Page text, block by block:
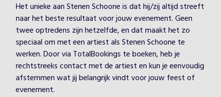
Het unieke aan Stenen Schoone is dat hij/zij altijd streeft
naar het beste resultaat voor jouw evenement. Geen
twee optredens zijn hetzelfde, en dat maakt het zo
speciaal om met een artiest als Stenen Schoone te
werken. Door via TotalBookings te boeken, heb je
rechtstreeks contact met de artiest en kun je eenvoudig
afstemmen wat jij belangrijk vindt voor jouw feest of
evenement.